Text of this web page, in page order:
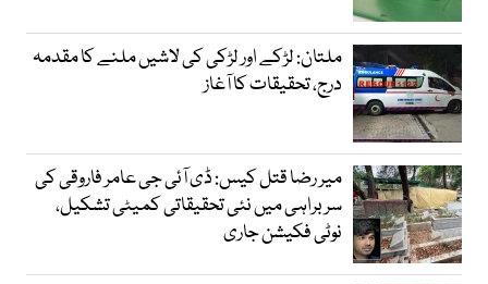
ملتان: لڑکے اور لڑکی کی لاشیں ملنے کا مقدمہ
درج، تحقیقات کا آغاز
میر رضا قتل کیس: ڈی آئی جی عامر فاروقی کی
سربراہی میں نئی تحقیقاتی کمیٹی تشکیل،
نوٹی فکیشن جاری